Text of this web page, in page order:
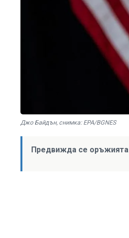
Джо Байдън, снимка: EPA/BGNES
Предвижда се оръжията